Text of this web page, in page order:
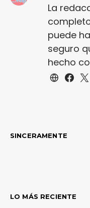
La
puede
seguro
hecho
SINCERAMENTE
LO MÁS RECIENTE